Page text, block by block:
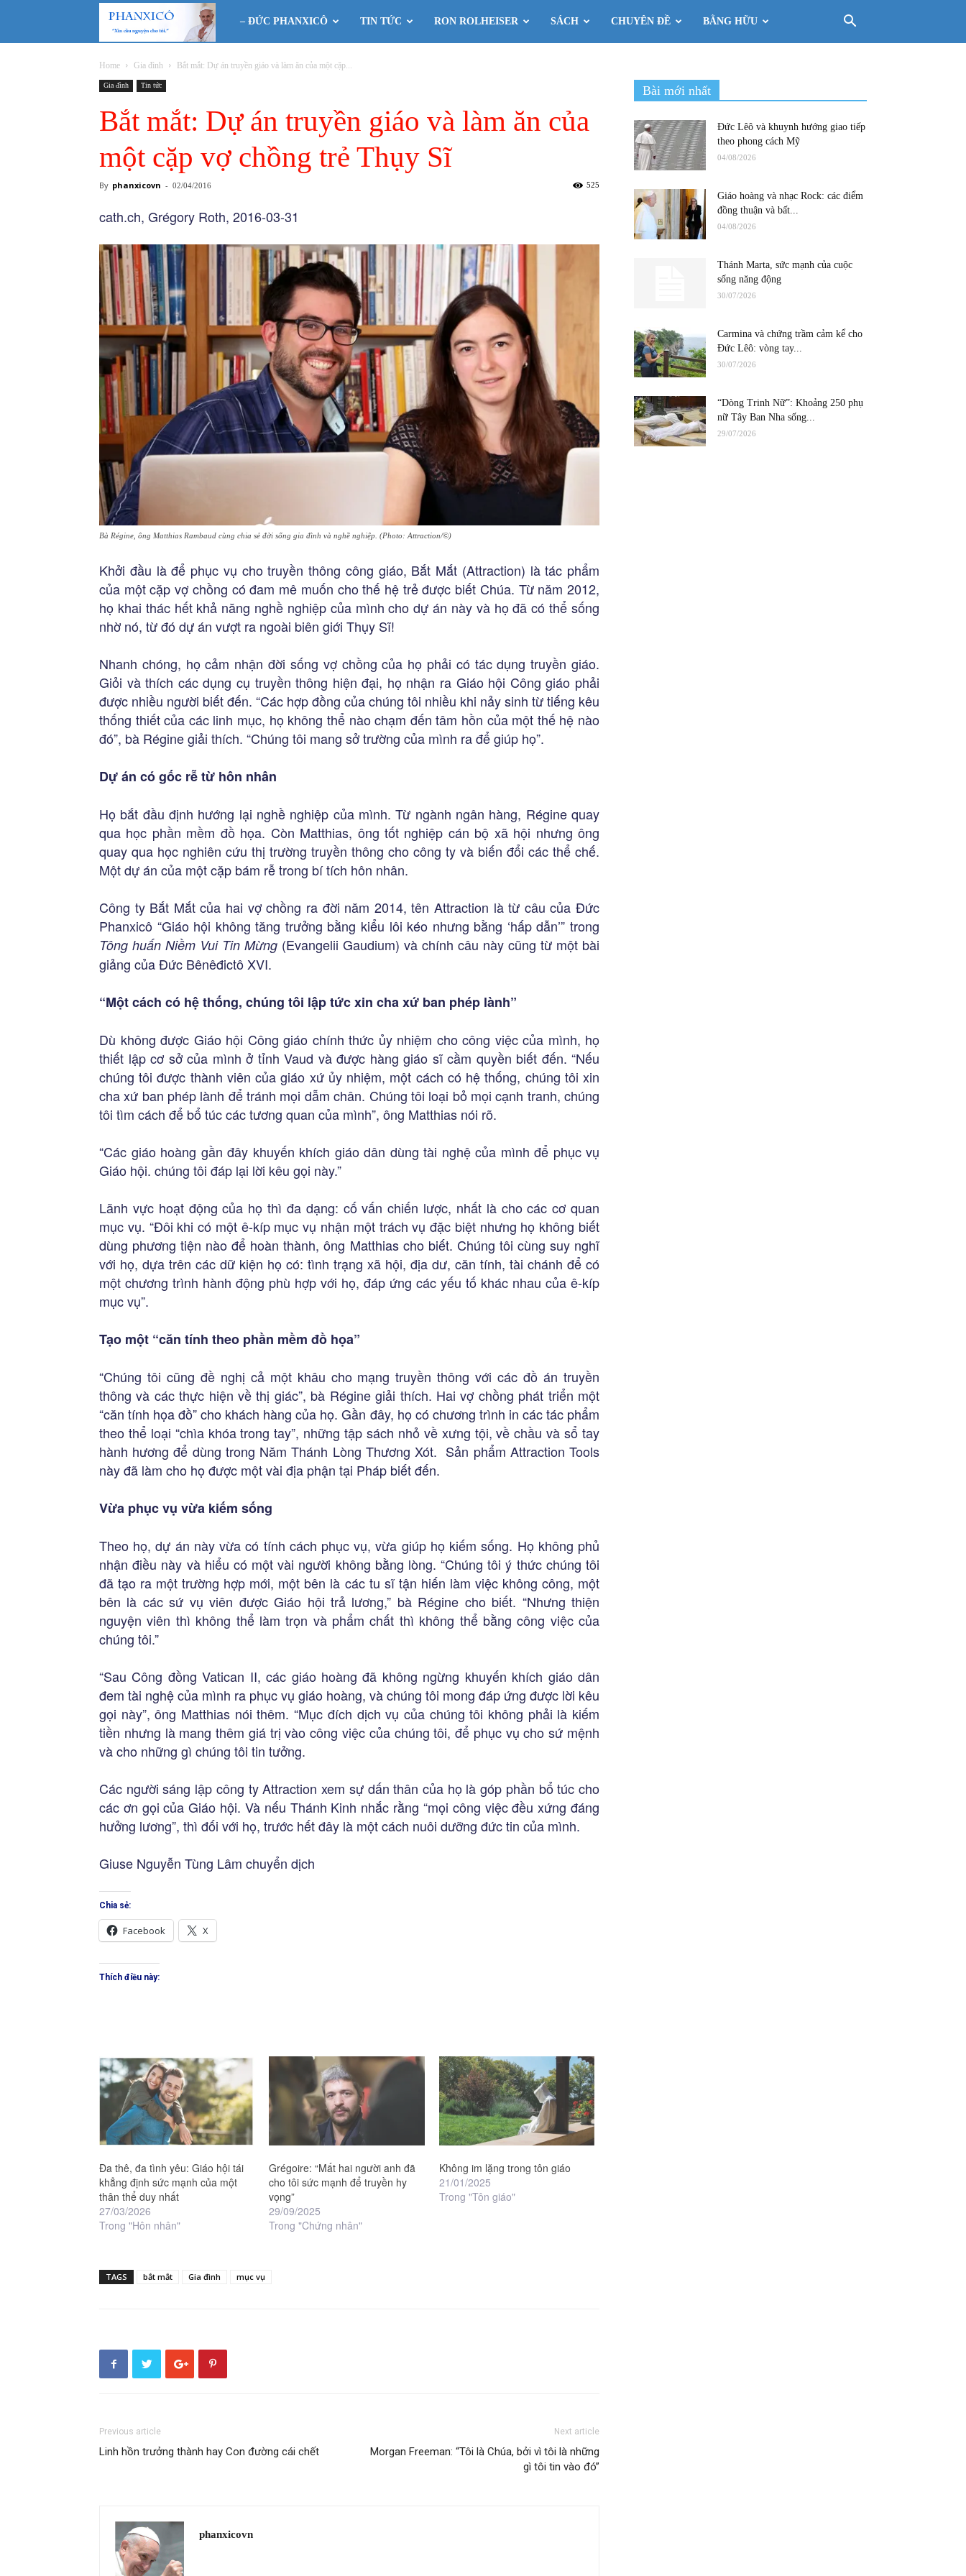
Phanxicô
– ĐỨC PHANXICÔ TIN TỨC RON ROLHEISER SÁCH CHUYÊN ĐỀ BẰNG HỮU
Home Gia đình Bắt mắt: Dự án truyền giáo và làm ăn của một cặp...
Gia đình Tin tức
Bắt mắt: Dự án truyền giáo và làm ăn của
một cặp vợ chồng trẻ Thụy Sĩ
By phanxicovn - 02/04/2016 525
cath.ch, Grégory Roth, 2016-03-31
Bà Régine, ông Matthias Rambaud cùng chia sẻ đời sống gia đình và nghề nghiệp. (Photo: Attraction/©)
Khởi đầu là để phục vụ cho truyền thông công giáo, Bắt Mắt (Attraction) là tác phẩm
của một cặp vợ chồng có đam mê muốn cho thế hệ trẻ được biết Chúa. Từ năm 2012,
họ khai thác hết khả năng nghề nghiệp của mình cho dự án này và họ đã có thể sống
nhờ nó, từ đó dự án vượt ra ngoài biên giới Thụy Sĩ!
Nhanh chóng, họ cảm nhận đời sống vợ chồng của họ phải có tác dụng truyền giáo.
Giỏi và thích các dụng cụ truyền thông hiện đại, họ nhận ra Giáo hội Công giáo phải
được nhiều người biết đến. “Các hợp đồng của chúng tôi nhiều khi nảy sinh từ tiếng kêu
thống thiết của các linh mục, họ không thể nào chạm đến tâm hồn của một thế hệ nào
đó”, bà Régine giải thích. “Chúng tôi mang sở trường của mình ra để giúp họ”.
Dự án có gốc rễ từ hôn nhân
Họ bắt đầu định hướng lại nghề nghiệp của mình. Từ ngành ngân hàng, Régine quay
qua học phần mềm đồ họa. Còn Matthias, ông tốt nghiệp cán bộ xã hội nhưng ông
quay qua học nghiên cứu thị trường truyền thông cho công ty và biến đổi các thể chế.
Một dự án của một cặp bám rễ trong bí tích hôn nhân.
Công ty Bắt Mắt của hai vợ chồng ra đời năm 2014, tên Attraction là từ câu của Đức
Phanxicô “Giáo hội không tăng trưởng bằng kiểu lôi kéo nhưng bằng ‘hấp dẫn’” trong
Tông huấn Niềm Vui Tin Mừng (Evangelii Gaudium) và chính câu này cũng từ một bài
giảng của Đức Bênêđictô XVI.
“Một cách có hệ thống, chúng tôi lập tức xin cha xứ ban phép lành”
Dù không được Giáo hội Công giáo chính thức ủy nhiệm cho công việc của mình, họ
thiết lập cơ sở của mình ở tỉnh Vaud và được hàng giáo sĩ cầm quyền biết đến. “Nếu
chúng tôi được thành viên của giáo xứ ủy nhiệm, một cách có hệ thống, chúng tôi xin
cha xứ ban phép lành để tránh mọi dẫm chân. Chúng tôi loại bỏ mọi cạnh tranh, chúng
tôi tìm cách để bổ túc các tương quan của mình”, ông Matthias nói rõ.
“Các giáo hoàng gần đây khuyến khích giáo dân dùng tài nghệ của mình để phục vụ
Giáo hội. chúng tôi đáp lại lời kêu gọi này.”
Lãnh vực hoạt động của họ thì đa dạng: cố vấn chiến lược, nhất là cho các cơ quan
mục vụ. “Đôi khi có một ê-kíp mục vụ nhận một trách vụ đặc biệt nhưng họ không biết
dùng phương tiện nào để hoàn thành, ông Matthias cho biết. Chúng tôi cùng suy nghĩ
với họ, dựa trên các dữ kiện họ có: tình trạng xã hội, địa dư, căn tính, tài chánh để có
một chương trình hành động phù hợp với họ, đáp ứng các yếu tố khác nhau của ê-kíp
mục vụ”.
Tạo một “căn tính theo phần mềm đồ họa”
“Chúng tôi cũng đề nghị cả một khâu cho mạng truyền thông với các đồ án truyền
thông và các thực hiện về thị giác”, bà Régine giải thích. Hai vợ chồng phát triển một
“căn tính họa đồ” cho khách hàng của họ. Gần đây, họ có chương trình in các tác phẩm
theo thể loại “chìa khóa trong tay”, những tập sách nhỏ về xưng tội, về chầu và sổ tay
hành hương để dùng trong Năm Thánh Lòng Thương Xót. Sản phẩm Attraction Tools
này đã làm cho họ được một vài địa phận tại Pháp biết đến.
Vừa phục vụ vừa kiếm sống
Theo họ, dự án này vừa có tính cách phục vụ, vừa giúp họ kiếm sống. Họ không phủ
nhận điều này và hiểu có một vài người không bằng lòng. “Chúng tôi ý thức chúng tôi
đã tạo ra một trường hợp mới, một bên là các tu sĩ tận hiến làm việc không công, một
bên là các sứ vụ viên được Giáo hội trả lương,” bà Régine cho biết. “Nhưng thiện
nguyện viên thì không thể làm trọn và phẩm chất thì không thể bằng công việc của
chúng tôi.”
“Sau Công đồng Vatican II, các giáo hoàng đã không ngừng khuyến khích giáo dân
đem tài nghệ của mình ra phục vụ giáo hoàng, và chúng tôi mong đáp ứng được lời kêu
gọi này”, ông Matthias nói thêm. “Mục đích dịch vụ của chúng tôi không phải là kiếm
tiền nhưng là mang thêm giá trị vào công việc của chúng tôi, để phục vụ cho sứ mệnh
và cho những gì chúng tôi tin tưởng.
Các người sáng lập công ty Attraction xem sự dấn thân của họ là góp phần bổ túc cho
các ơn gọi của Giáo hội. Và nếu Thánh Kinh nhắc rằng “mọi công việc đều xứng đáng
hưởng lương”, thì đối với họ, trước hết đây là một cách nuôi dưỡng đức tin của mình.
Giuse Nguyễn Tùng Lâm chuyển dịch
Chia sẻ:
Facebook X
Thích điều này:
Đa thê, đa tình yêu: Giáo hội tái
khẳng định sức mạnh của một
thân thể duy nhất
27/03/2026
Trong "Hôn nhân"
Grégoire: “Mất hai người anh đã
cho tôi sức mạnh để truyền hy
vọng”
29/09/2025
Trong "Chứng nhân"
Không im lặng trong tôn giáo
21/01/2025
Trong "Tôn giáo"
TAGS bắt mắt Gia đình mục vụ
Previous article
Linh hồn trưởng thành hay Con đường cái chết
Next article
Morgan Freeman: “Tôi là Chúa, bởi vì tôi là những
gì tôi tin vào đó”
phanxicovn
Bài mới nhất
Đức Lêô và khuynh hướng giao tiếp
theo phong cách Mỹ
04/08/2026
Giáo hoàng và nhạc Rock: các điểm
đồng thuận và bất...
04/08/2026
Thánh Marta, sức mạnh của cuộc
sống năng động
30/07/2026
Carmina và chứng trầm cảm kể cho
Đức Lêô: vòng tay...
30/07/2026
“Dòng Trinh Nữ”: Khoảng 250 phụ
nữ Tây Ban Nha sống...
29/07/2026